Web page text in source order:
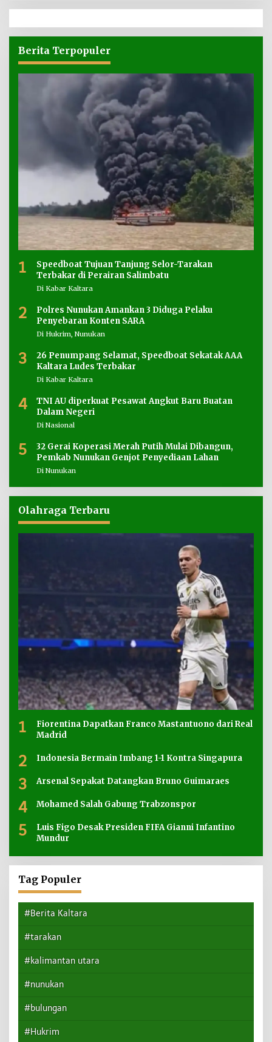
Berita Terpopuler
1
Speedboat Tujuan Tanjung Selor-Tarakan
Terbakar di Perairan Salimbatu
Di Kabar Kaltara
2
Polres Nunukan Amankan 3 Diduga Pelaku
Penyebaran Konten SARA
Di Hukrim, Nunukan
3
26 Penumpang Selamat, Speedboat Sekatak AAA
Kaltara Ludes Terbakar
Di Kabar Kaltara
4
TNI AU diperkuat Pesawat Angkut Baru Buatan
Dalam Negeri
Di Nasional
5
32 Gerai Koperasi Merah Putih Mulai Dibangun,
Pemkab Nunukan Genjot Penyediaan Lahan
Di Nunukan
Olahraga Terbaru
1
Fiorentina Dapatkan Franco Mastantuono dari Real
Madrid
2 Indonesia Bermain Imbang 1-1 Kontra Singapura
3 Arsenal Sepakat Datangkan Bruno Guimaraes
4 Mohamed Salah Gabung Trabzonspor
5
Luis Figo Desak Presiden FIFA Gianni Infantino
Mundur
Tag Populer
#Berita Kaltara
#tarakan
#kalimantan utara
#nunukan
#bulungan
#Hukrim